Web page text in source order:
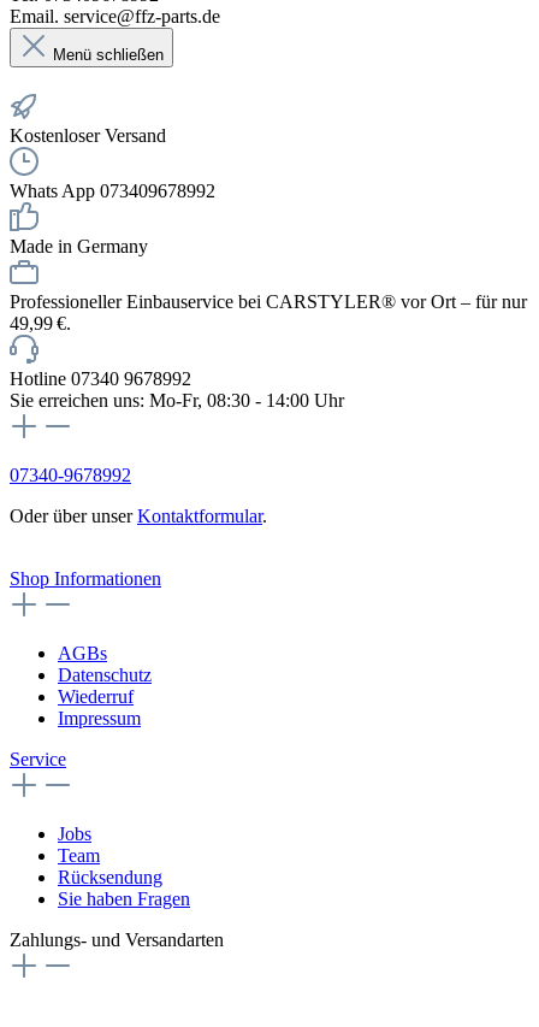
Email. service@ffz-parts.de
Menü schließen
Kostenloser Versand
Whats App 073409678992
Made in Germany
Professioneller Einbauservice bei CARSTYLER® vor Ort – für nur
49,99 €.
Hotline 07340 9678992
Sie erreichen uns: Mo-Fr, 08:30 - 14:00 Uhr
07340-9678992
Oder über unserKontaktformular.
Shop Informationen
AGBs
Datenschutz
Wiederruf
Impressum
Service
Jobs
Team
Rücksendung
Sie haben Fragen
Zahlungs- und Versandarten